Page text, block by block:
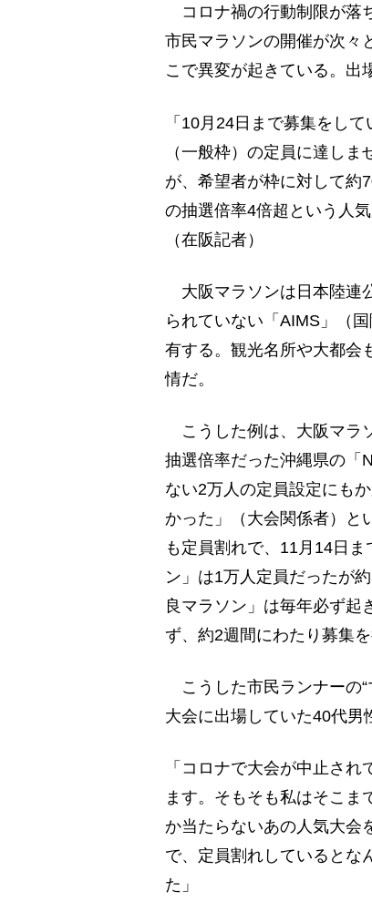
コロナ禍の行動制限が落
市民マラソンの開催が次々
こで異変が起きている。出
「10月24日まで募集をし
（一般枠）の定員に達し
が、希望者が枠に対して約
の抽選倍率4倍超という人
（在阪記者）
大阪マラソンは日本陸連
られていない「AIMS」（
有する。観光名所や大都会
情だ。
こうした例は、大阪マラ
抽選倍率だった沖縄県の「
ない2万人の定員設定にも
かった」（大会関係者）と
も定員割れで、11月14日
ン」は1万人定員だったが
良マラソン」は毎年必ず起
ず、約2週間にわたり募集
こうした市民ランナーの“
大会に出場していた40代男
「コロナで大会が中止さ
ます。そもそも私はそこま
か当たらないあの人気大会
で、定員割れしているとな
た」